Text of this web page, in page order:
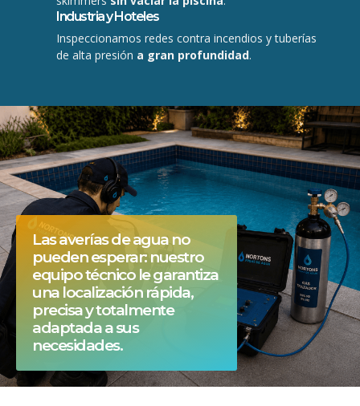
Industria y Hoteles
Inspeccionamos redes contra incendios y tuberías
de alta presión a gran profundidad.
Las averías de agua no
pueden esperar: nuestro
equipo técnico le garantiza
una localización rápida,
precisa y totalmente
adaptada a sus
necesidades.